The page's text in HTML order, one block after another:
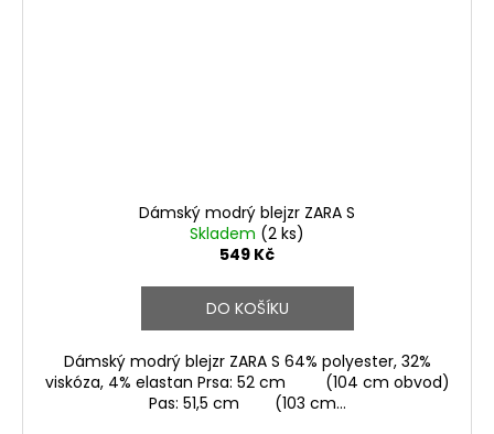
Dámský modrý blejzr ZARA S
Skladem (2 ks)
549 Kč
DO KOŠÍKU
Dámský modrý blejzr ZARA S 64% polyester, 32%
viskóza, 4% elastan Prsa: 52 cm (104 cm obvod)
Pas: 51,5 cm (103 cm...